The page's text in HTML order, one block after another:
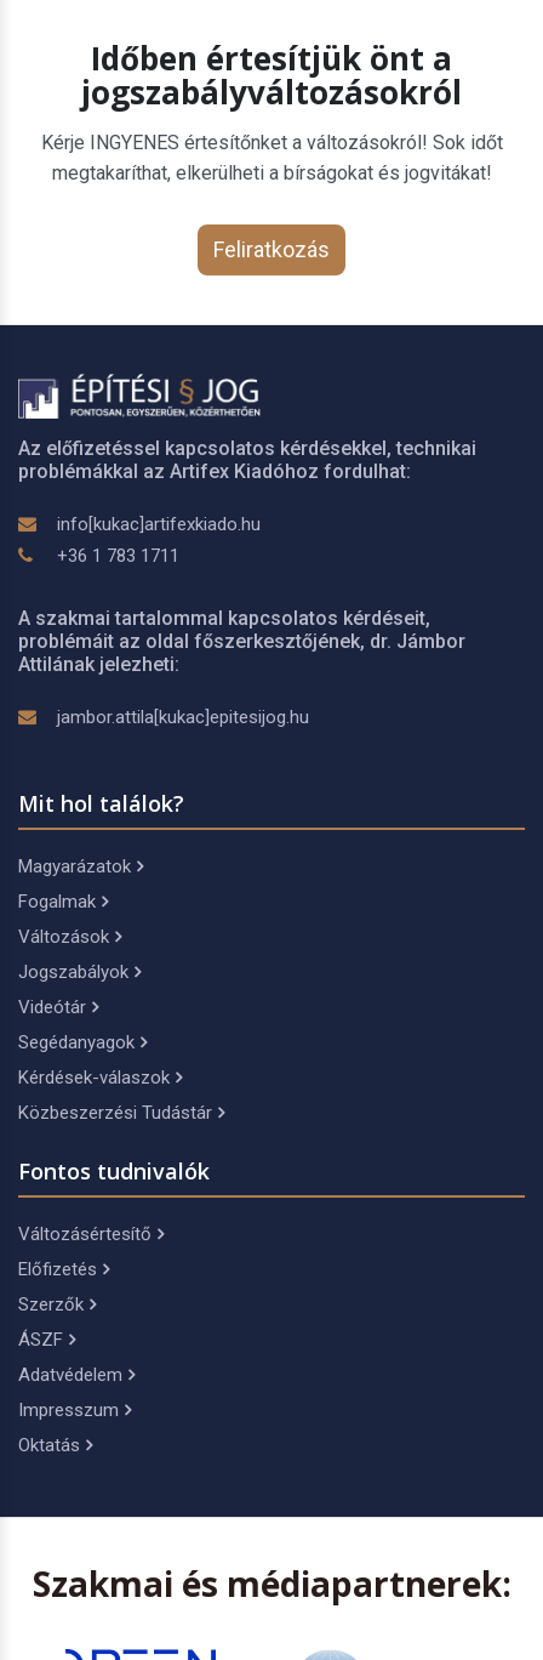
Időben értesítjük önt a
jogszabályváltozásokról
Kérje INGYENES értesítőnket a változásokról! Sok időt
megtakaríthat, elkerülheti a bírságokat és jogvitákat!
Feliratkozás
Az előfizetéssel kapcsolatos kérdésekkel, technikai
problémákkal az Artifex Kiadóhoz fordulhat:
info[kukac]artifexkiado.hu
+36 1 783 1711
A szakmai tartalommal kapcsolatos kérdéseit,
problémáit az oldal főszerkesztőjének, dr. Jámbor
Attilának jelezheti:
jambor.attila[kukac]epitesijog.hu
Mit hol találok?
Magyarázatok
Fogalmak
Változások
Jogszabályok
Videótár
Segédanyagok
Kérdések-válaszok
Közbeszerzési Tudástár
Fontos tudnivalók
Változásértesítő
Előfizetés
Szerzők
ÁSZF
Adatvédelem
Impresszum
Oktatás
Szakmai és médiapartnerek: